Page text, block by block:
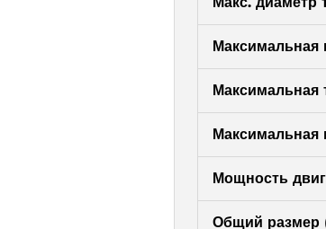
Максимальная
Максимальная
Максимальная
Мощность
Общий размер